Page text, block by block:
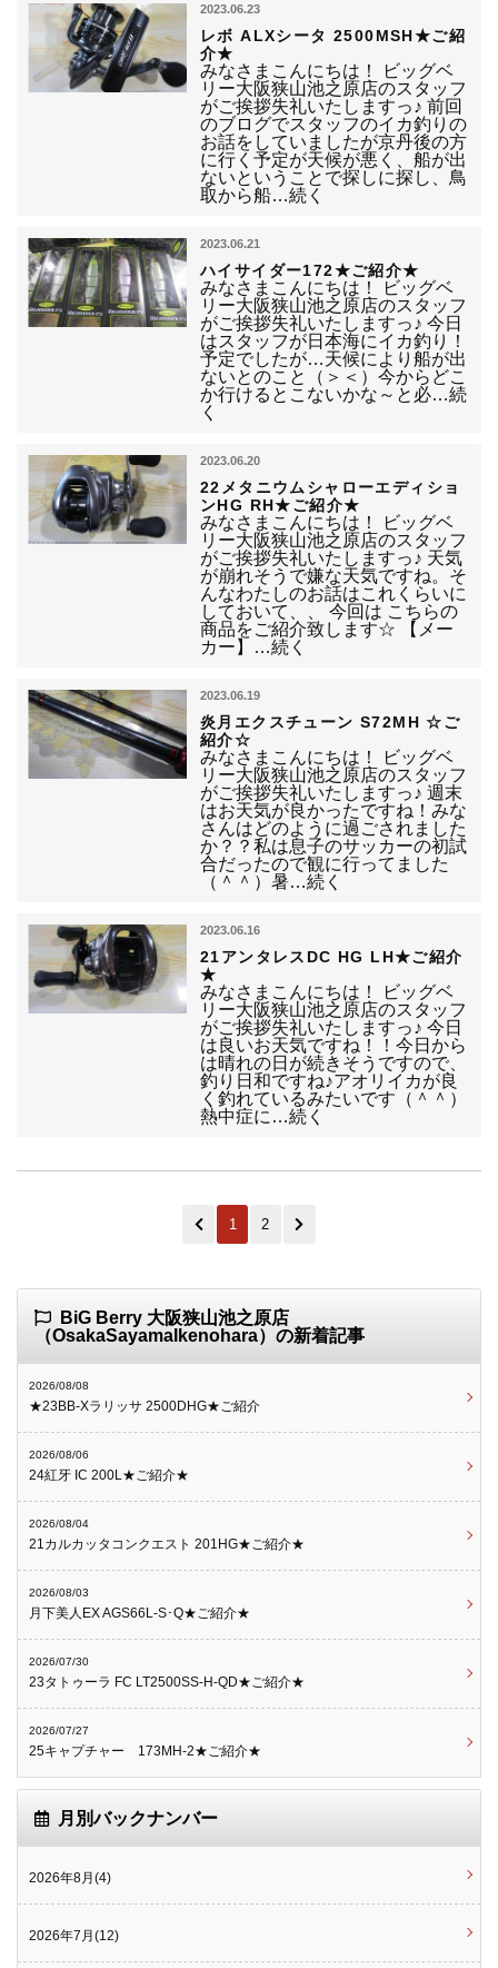
2023.06.23
レボ ALXシータ 2500MSH★ご紹
介★
みなさまこんにちは！ ビッグベ
リー大阪狭山池之原店のスタッフ
がご挨拶失礼いたしますっ♪ 前回
のブログでスタッフのイカ釣りの
お話をしていましたが京丹後の方
に行く予定が天候が悪く、船が出
ないということで探しに探し、鳥
取から船…続く
2023.06.21
ハイサイダー172★ご紹介★
みなさまこんにちは！ ビッグベ
リー大阪狭山池之原店のスタッフ
がご挨拶失礼いたしますっ♪ 今日
はスタッフが日本海にイカ釣り！
予定でしたが…天候により船が出
ないとのこと（＞＜）今からどこ
か行けるとこないかな～と必…続
く
2023.06.20
22メタニウムシャローエディショ
ンHG RH★ご紹介★
みなさまこんにちは！ ビッグベ
リー大阪狭山池之原店のスタッフ
がご挨拶失礼いたしますっ♪ 天気
が崩れそうで嫌な天気ですね。そ
んなわたしのお話はこれくらいに
しておいて、、 今回は こちらの
商品をご紹介致します☆ 【メー
カー】…続く
2023.06.19
炎月エクスチューン S72MH ☆ご
紹介☆
みなさまこんにちは！ ビッグベ
リー大阪狭山池之原店のスタッフ
がご挨拶失礼いたしますっ♪ 週末
はお天気が良かったですね！みな
さんはどのように過ごされました
か？？私は息子のサッカーの初試
合だったので観に行ってました
（＾＾）暑…続く
2023.06.16
21アンタレスDC HG LH★ご紹介
★
みなさまこんにちは！ ビッグベ
リー大阪狭山池之原店のスタッフ
がご挨拶失礼いたしますっ♪ 今日
は良いお天気ですね！！今日から
は晴れの日が続きそうですので、
釣り日和ですね♪アオリイカが良
く釣れているみたいです（＾＾）
熱中症に…続く
1 2
BiG Berry 大阪狭山池之原店
（OsakaSayamaIkenohara）の新着記事
2026/08/08
★23BB-Xラリッサ 2500DHG★ご紹介
2026/08/06
24紅牙 IC 200L★ご紹介★
2026/08/04
21カルカッタコンクエスト 201HG★ご紹介★
2026/08/03
月下美人EX AGS66L-S･Q★ご紹介★
2026/07/30
23タトゥーラ FC LT2500SS-H-QD★ご紹介★
2026/07/27
25キャプチャー 173MH-2★ご紹介★
月別バックナンバー
2026年8月(4)
2026年7月(12)